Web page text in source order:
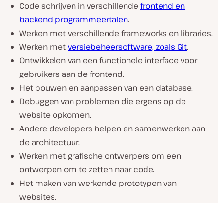
Code schrijven in verschillende frontend en
backend programmeertalen.
Werken met verschillende frameworks en libraries.
Werken metversiebeheersoftware, zoals Git.
Ontwikkelen van een functionele interface voor
gebruikers aan de frontend.
Het bouwen en aanpassen van een database.
Debuggen van problemen die ergens op de
website opkomen.
Andere developers helpen en samenwerken aan
de architectuur.
Werken met grafische ontwerpers om een
ontwerpen om te zetten naar code.
Het maken van werkende prototypen van
websites.